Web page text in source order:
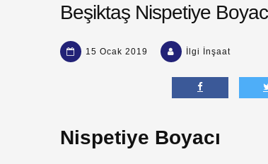
Beşiktaş Nispetiye
15 Ocak 2019 İlgi İnşaat
Nispetiye Boyacı